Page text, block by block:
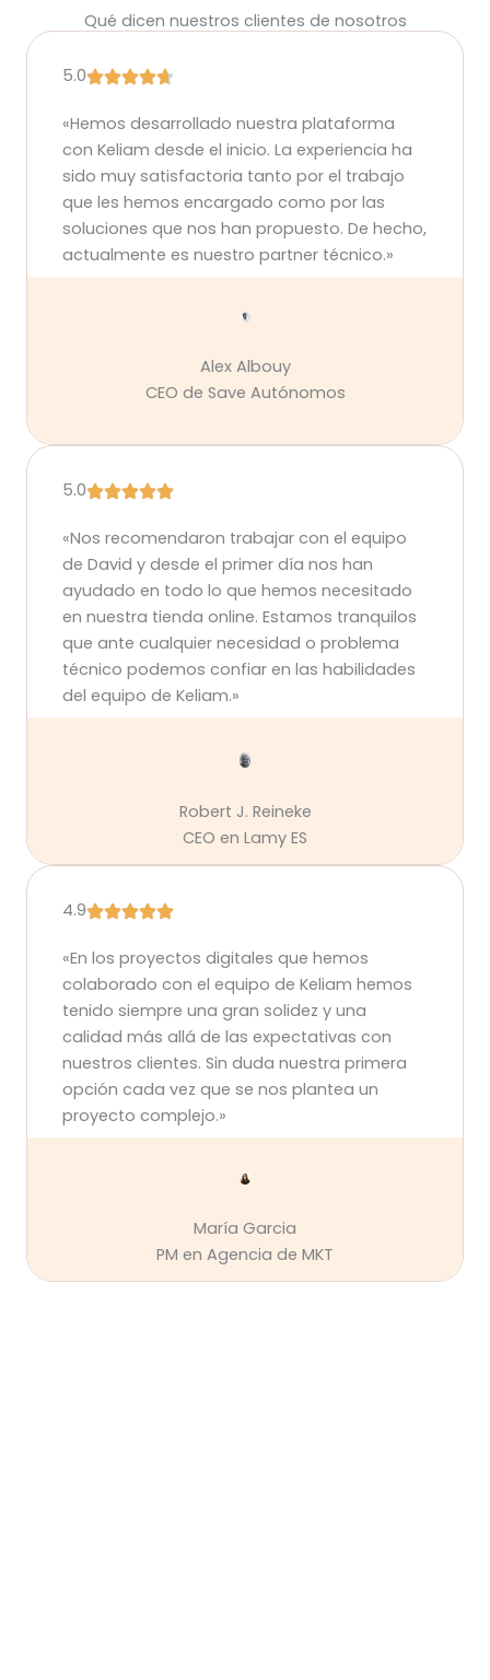
Qué dicen nuestros clientes de nosotros
5.0
«Hemos desarrollado nuestra plataforma
con Keliam desde el inicio. La experiencia ha
sido muy satisfactoria tanto por el trabajo
que les hemos encargado como por las
soluciones que nos han propuesto. De hecho,
actualmente es nuestro partner técnico.»
Alex Albouy
CEO de Save Autónomos
5.0
«Nos recomendaron trabajar con el equipo
de David y desde el primer día nos han
ayudado en todo lo que hemos necesitado
en nuestra tienda online. Estamos tranquilos
que ante cualquier necesidad o problema
técnico podemos confiar en las habilidades
del equipo de Keliam.»
Robert J. Reineke
CEO en Lamy ES
4.9
«En los proyectos digitales que hemos
colaborado con el equipo de Keliam hemos
tenido siempre una gran solidez y una
calidad más allá de las expectativas con
nuestros clientes. Sin duda nuestra primera
opción cada vez que se nos plantea un
proyecto complejo.»
María Garcia
PM en Agencia de MKT